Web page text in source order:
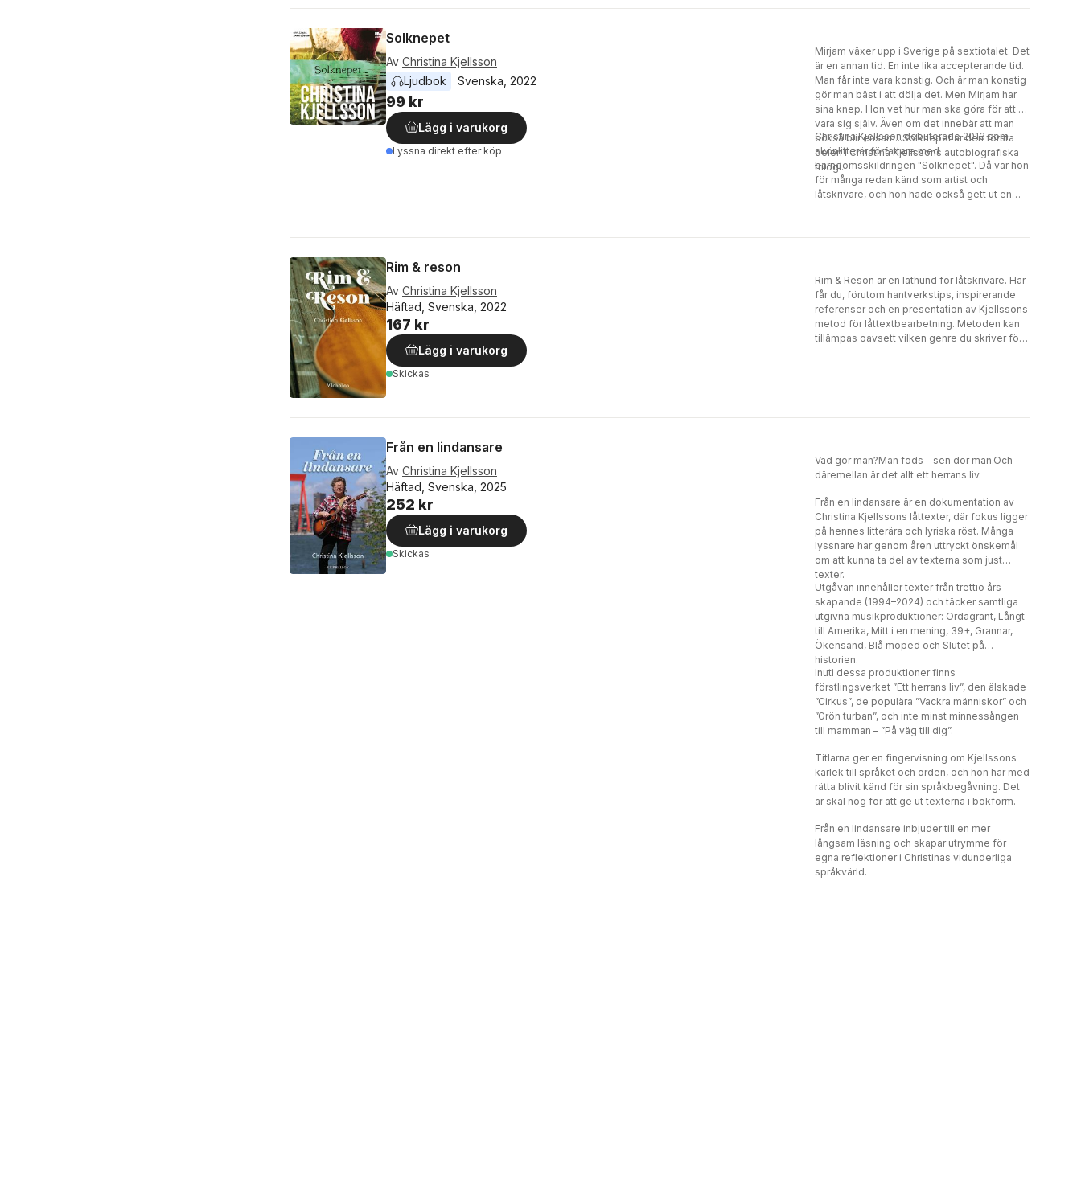
Solknepet
Av Christina Kjellsson
Ljudbok
Svenska 2022
99 kr
Lägg i varukorg
Lyssna direkt efter köp
Mirjam växer upp i Sverige på sextiotalet. Det
är en annan tid. En inte lika accepterande tid.
Man får inte vara konstig. Och är man konstig
gör man bäst i att dölja det. Men Mirjam har
sina knep. Hon vet hur man ska göra för att få
vara sig själv. Även om det innebär att man
också blir ensam...Solknepet är den första
delen i Christina Kjellssons autobiografiska
trilogi.
Christina Kjellsson debuterade 2013 som
skönlitterär författare med
barndomsskildringen "Solknepet". Då var hon
för många redan känd som artist och
låtskrivare, och hon hade också gett ut en
Göteborg.
Rim & reson
Av Christina Kjellsson
Häftad, Svenska, 2022
167 kr
Lägg i varukorg
Skickas
Rim & Reson är en lathund för låtskrivare. Här
får du, förutom hantverkstips, inspirerande
referenser och en presentation av Kjellssons
metod för låttextbearbetning. Metoden kan
tillämpas oavsett vilken genre du skriver för.
antal priser och utmärkelser (bland annat
vispriset 2015 samt Årets Visa på
Manifestgalan 2020).Den här boken gavs ut
första gången 2008 och detta är en
reviderad upplaga i nyutgåva.
Från en lindansare
Av Christina Kjellsson
Häftad, Svenska, 2025
252 kr
Lägg i varukorg
Skickas
Vad gör man?Man föds – sen dör man.Och
däremellan är det allt ett herrans liv.
Från en lindansare är en dokumentation av
Christina Kjellssons låttexter, där fokus ligger
på hennes litterära och lyriska röst. Många
lyssnare har genom åren uttryckt önskemål
om att kunna ta del av texterna som just
texter.
Utgåvan innehåller texter från trettio års
skapande (1994–2024) och täcker samtliga
utgivna musikproduktioner: Ordagrant, Långt
till Amerika, Mitt i en mening, 39+, Grannar,
Ökensand, Blå moped och Slutet på
historien.
Inuti dessa produktioner finns
förstlingsverket ”Ett herrans liv”, den älskade
”Cirkus”, de populära ”Vackra människor” och
”Grön turban”, och inte minst minnessången
till mamman – ”På väg till dig”.
Titlarna ger en fingervisning om Kjellssons
kärlek till språket och orden, och hon har med
rätta blivit känd för sin språkbegåvning. Det
är skäl nog för att ge ut texterna i bokform.
Från en lindansare inbjuder till en mer
långsam läsning och skapar utrymme för
egna reflektioner i Christinas vidunderliga
språkvärld.